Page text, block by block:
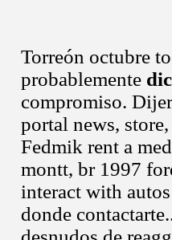
Torreón octubre
probablemente
compromiso.
portal news,
Fedmik rent a
montt, br 1997
interact with
donde